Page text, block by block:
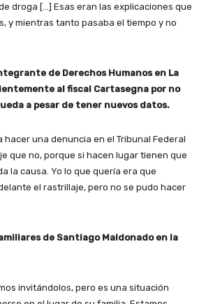
droga […] Esas eran las explicaciones que
y mientras tanto pasaba el tiempo y no
de Derechos Humanos en La
al fiscal Cartasegna por no
a pesar de tener nuevos datos.
una denuncia en el Tribunal Federal
que no, porque si hacen lugar tienen que
la causa. Yo lo que quería era que
el rastrillaje, pero no se pudo hacer
de Santiago Maldonado en la
invitándolos, pero es una situación